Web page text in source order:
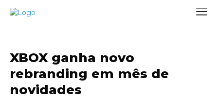
XBOX ganha novo
rebranding em mês de
novidades